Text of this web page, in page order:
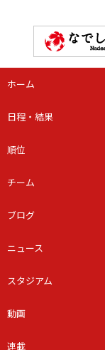
ホーム
日程・結果
順位
チーム
ブログ
ニュース
スタジアム
動画
連載